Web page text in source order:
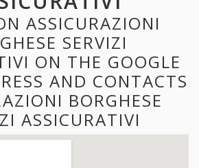
ASSICURAZIONI
SERVIZI
ON THE GOOGLE
AND CONTACTS
BORGHESE
ASSICURATIVI